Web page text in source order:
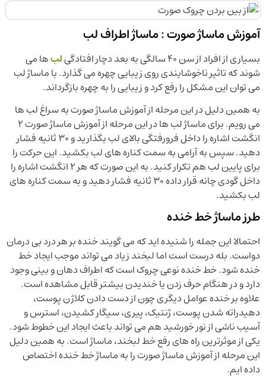
آموزش ماساژ صورت : ماساژ اطراف لب
بسیاری از افراد از سن ۴۰ سالگی به بعد دچار افتادگی لبها می
شوند که تاثیر ناخوشایندی روی زیبایی چهره می گذارد. با ماساژ لب
می توان این مشکل را رفع کرد و زیبایی را به چهره بازگرداند.
به همین دلیل در این مرحله از آموزش ماساژ صورت به سراغ لب ها
می رویم. برای ماساژ لب ها در این مرحله از آموزش ماساژ صورت ۲
انگشت اشاره را داخل فرورفتگی بالای لب بگذارید و ۳۰ ثانیه فشار
دهید. سپس به آرامی به سمت کناره های لب بکشید. این حرکت را
برای پایین لب هم تکرار کنید. به این صورت که هر ۲ انگشت اشاره را
داخل گودی چانه قرار داده ۳۰ ثانیه فشار دهید و به سمت کناره های
لب بکشید.
طرز ماساژ خط خنده
احتمالا این جمله را شنیده اید که می گویند خنده بر هر درد بی درمان
دواست. بله درست است اما لبخند زیاد می تواند موجب ایجاد خط
خنده شود. خط خنده نوعی چروک است که اطراف دهان و بینی وجود
دارد و در هنگام حرف زدن یا خندیدن بیشتر قابل مشاهده است.
علاوه بر خنده عوامل دیگری چون از دست دادن کلاژن پوست،
دهیدراته شدن پوست، ژنتیک، پیری، سیگار کشیدن، استرس و
آسیب ناشی از نور خورشید هم می تواند باعث ایجاد این خطوط شود.
یکی از موثرترین راه های رفع خط لبخند، ماساژ است. به همین دلیل
این مرحله از آموزش ماساژ صورت را به ماساژ خط خنده اختصاص
داده ایم.